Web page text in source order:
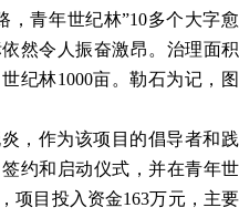
，青年世纪林”10多个大字愈
然令人振奋激昂。治理面积
纪林1000亩。勒石为记，图
，作为该项目的倡导者和践
约和启动仪式，并在青年世
项目投入资金163万元，主要